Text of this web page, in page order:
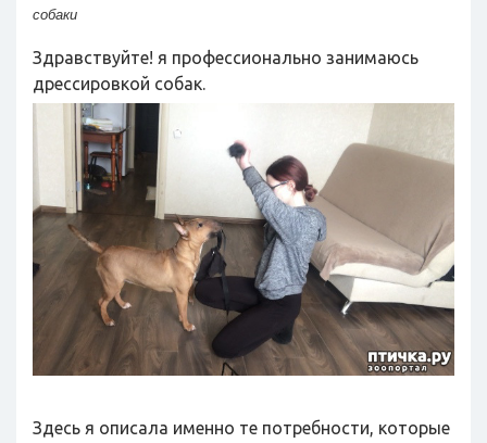
собаки
Здравствуйте! я профессионально занимаюсь
дрессировкой собак.
Здесь я описала именно те потребности, которые